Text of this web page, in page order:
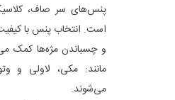
پنس‌های سر صاف،
است. انتخاب پنس با
و چسباندن مژه‌ها کمک
مانند: مکی، لاولی و
می‌شوند.